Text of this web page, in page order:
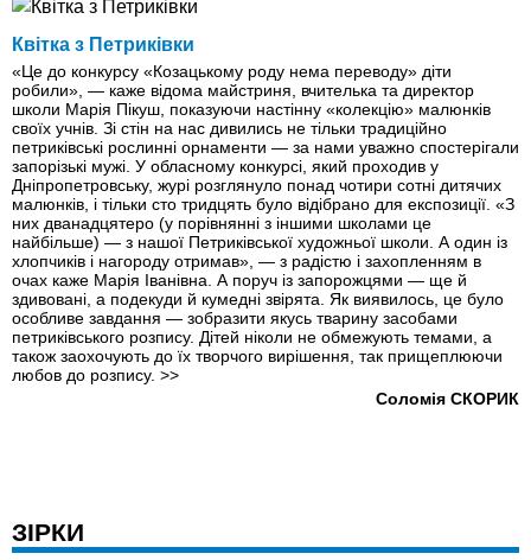
Квітка з Петриківки
«Це до конкурсу «Козацькому роду нема переводу» діти
робили», — каже відома майстриня, вчителька та директор
школи Марія Пікуш, показуючи настінну «колекцію» малюнків
своїх учнів. Зі стін на нас дивились не тільки традиційно
петриківські рослинні орнаменти — за нами уважно спостерігали
запорізькі мужі. У обласному конкурсі, який проходив у
Дніпропетровську, журі розглянуло понад чотири сотні дитячих
малюнків, і тільки сто тридцять було відібрано для експозиції. «З
них дванадцятеро (у порівнянні з іншими школами це
найбільше) — з нашої Петриківської художньої школи. А один із
хлопчиків і нагороду отримав», — з радістю і захопленням в
очах каже Марія Іванівна. А поруч із запорожцями — ще й
здивовані, а подекуди й кумедні звірята. Як виявилось, це було
особливе завдання — зобразити якусь тварину засобами
петриківського розпису. Дітей ніколи не обмежують темами, а
також заохочують до їх творчого вирішення, так прищеплюючи
любов до розпису. >>
Соломія СКОРИК
ЗІРКИ